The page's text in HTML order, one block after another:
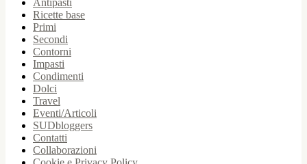
Antipasti
Ricette base
Primi
Secondi
Contorni
Impasti
Condimenti
Dolci
Travel
Eventi/Articoli
SUDbloggers
Contatti
Collaborazioni